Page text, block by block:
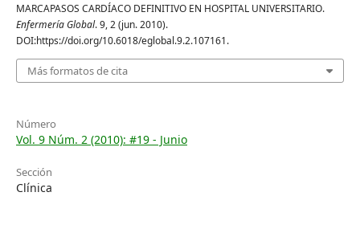
MARCAPASOS CARDÍACO DEFINITIVO EN HOSPITAL UNIVERSITARIO.
Enfermería Global. 9, 2 (jun. 2010).
DOI:https://doi.org/10.6018/eglobal.9.2.107161.
Más formatos de cita
Número
Vol. 9 Núm. 2 (2010): #19 - Junio
Sección
Clínica